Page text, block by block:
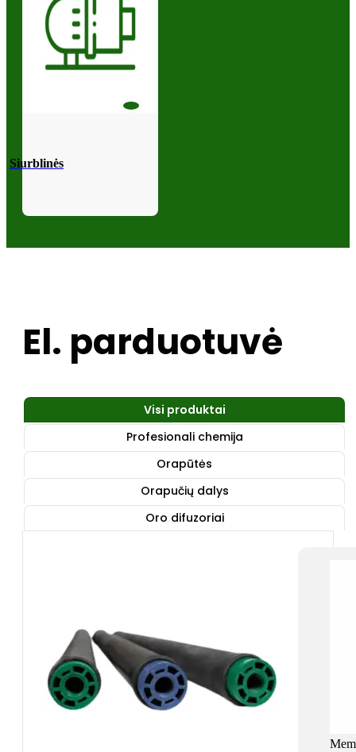
Siurblinės
El. parduotuvė
Visi produktai
Profesionali chemija
Orapūtės
Orapučių dalys
Oro difuzoriai